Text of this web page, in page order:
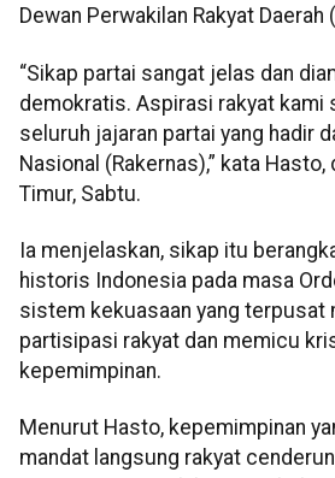
Dewan Perwakilan Rakyat Daerah
“Sikap partai sangat jelas dan
demokratis. Aspirasi rakyat kami
seluruh jajaran partai yang hadir
Nasional (Rakernas),” kata Hasto,
Timur, Sabtu.
Ia menjelaskan, sikap itu
historis Indonesia pada masa
sistem kekuasaan yang terpusat
partisipasi rakyat dan memicu
kepemimpinan.
Menurut Hasto, kepemimpinan
mandat langsung rakyat